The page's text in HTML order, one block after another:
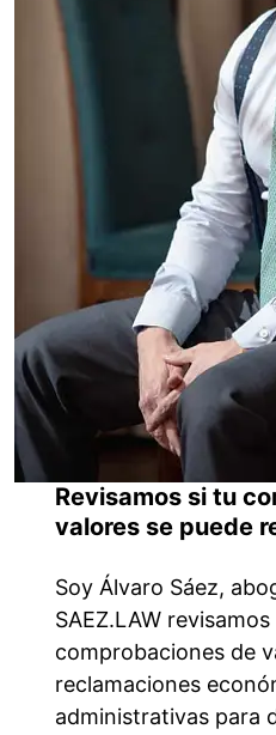
Revisamos si tu
valores se puede
Soy Álvaro Sáez,
SAEZ.LAW
comprobaciones de
reclamaciones
administrativas para